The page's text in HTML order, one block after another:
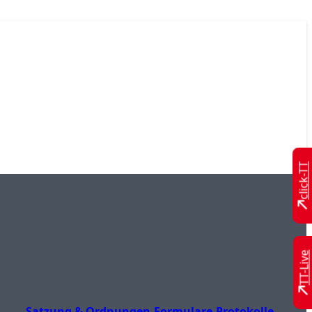
click-TT
TT-Live